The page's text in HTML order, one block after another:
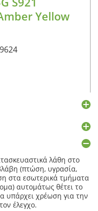
Yellow
λάθη στο
(πτώση, υγρασία,
στα εσωτερικά τμήματα
αυτομάτως θέτει το
υπάρχει χρέωση για την
έλεγχο.